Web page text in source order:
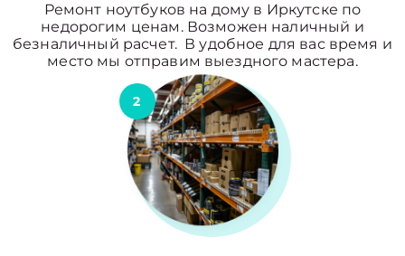
Ремонт ноутбуков на дому в Иркутске по
недорогим ценам. Возможен наличный и
безналичный расчет. В удобное для вас время и
место мы отправим выездного мастера.
2